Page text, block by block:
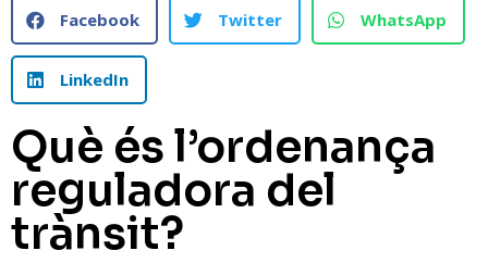
Facebook Twitter WhatsApp
LinkedIn
Què és l’ordenança
reguladora del
trànsit?